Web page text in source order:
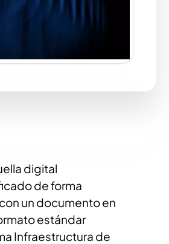
digital
de forma
un documento en
estándar
Infraestructura de